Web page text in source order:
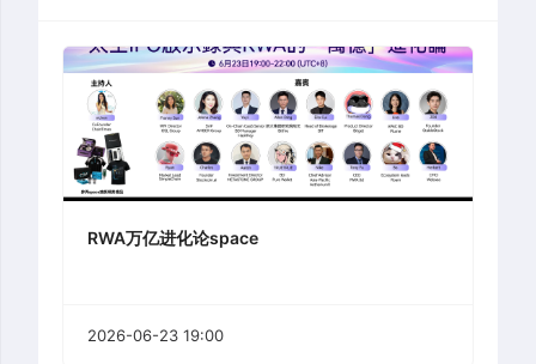
RWA万亿进化论space
2026-06-23 19:00